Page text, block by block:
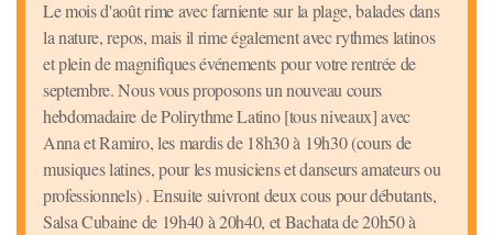
Le mois d'août rime avec farniente sur la plage, balades dans
la nature, repos, mais il rime également avec rythmes latinos
et plein de magnifiques événements pour votre rentrée de
septembre. Nous vous proposons un nouveau cours
hebdomadaire de Polirythme Latino [tous niveaux] avec
Anna et Ramiro, les mardis de 18h30 à 19h30 (cours de
musiques latines, pour les musiciens et danseurs amateurs ou
professionnels) . Ensuite suivront deux cous pour débutants,
Salsa Cubaine de 19h40 à 20h40, et Bachata de 20h50 à